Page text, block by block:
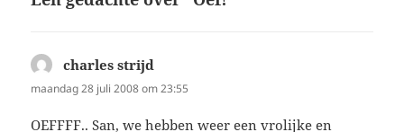
charles strijd
maandag 28 juli 2008 om 23:55
OEFFFF.. San, we hebben weer een vrolijke en